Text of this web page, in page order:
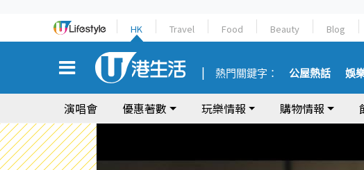
HK Travel Food Beauty Blog
熱門關鍵字： 公屋熱話 娛
演唱會 優惠著數 玩樂情報 購物情報